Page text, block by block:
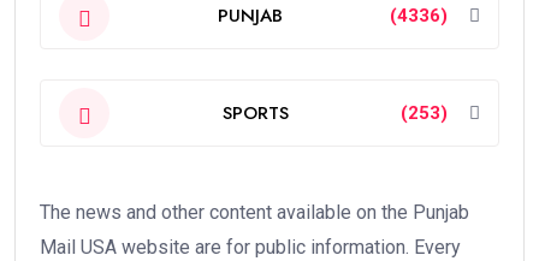
PUNJAB (4336)
SPORTS (253)
The news and other content available on the Punjab
Mail USA website are for public information. Every